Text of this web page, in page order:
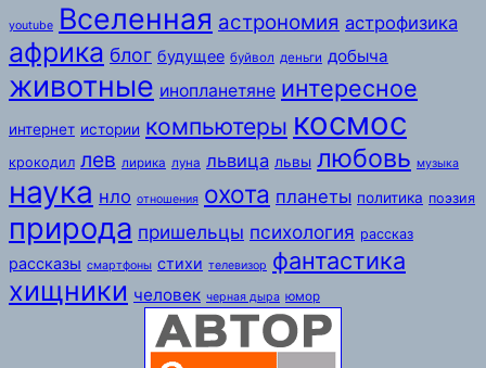
youtube Вселенная астрономия астрофизика
африка блог будущее буйвол деньги добыча
животные инопланетяне интересное
интернет истории компьютеры космос
крокодил лев лирика луна львица львы любовь музыка
наука нло отношения охота планеты политика поэзия
природа пришельцы психология рассказ
рассказы смартфоны стихи телевизор фантастика
хищники человек черная дыра юмор